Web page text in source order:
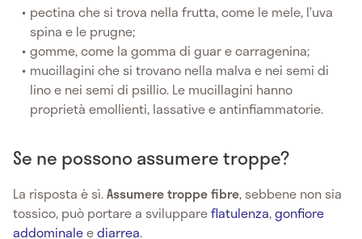
pectina che si trova nella frutta, come le mele, l’uva
spina e le prugne;
gomme, come la gomma di guar e carragenina;
mucillagini che si trovano nella malva e nei semi di
lino e nei semi di psillio. Le mucillagini hanno
proprietà emollienti, lassative e antinfiammatorie.
Se ne possono assumere troppe?
La risposta è sì.Assumere troppe fibre, sebbene non sia
tossico, può portare a sviluppareflatulenza,gonfiore
addominaleediarrea.